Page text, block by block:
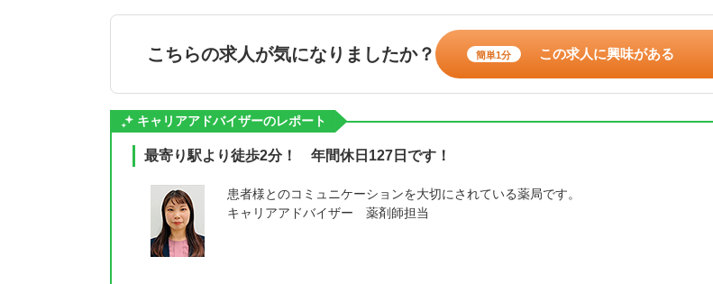
こちらの求人が気になりましたか？ 簡単1分 この求人に興味がある
キャリアアドバイザーのレポート
最寄り駅より徒歩2分！ 年間休日127日です！
患者様とのコミュニケーションを大切にされている薬局です。
キャリアアドバイザー 薬剤師担当